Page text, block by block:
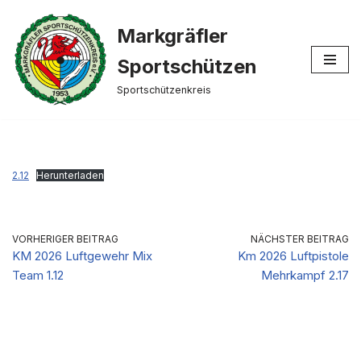
Zum
Inhalt
springen
Markgräfler
Sportschützen
Sportschützenkreis
2.12 Herunterladen
VORHERIGER BEITRAG
KM 2026 Luftgewehr Mix
Team 1.12
NÄCHSTER BEITRAG
Km 2026 Luftpistole
Mehrkampf 2.17